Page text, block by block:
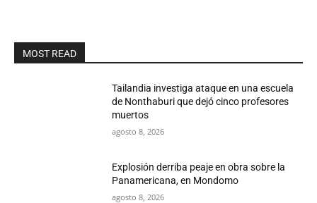
MOST READ
Tailandia investiga ataque en una escuela
de Nonthaburi que dejó cinco profesores
muertos
agosto 8, 2026
Explosión derriba peaje en obra sobre la
Panamericana, en Mondomo
agosto 8, 2026